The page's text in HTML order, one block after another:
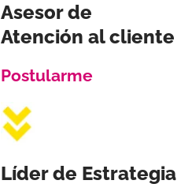
Asesor de
Atención al cliente
Postularme
Líder de Estrategia